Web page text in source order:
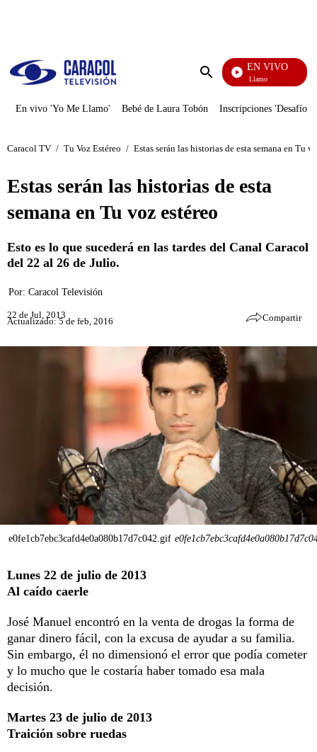
Enviar
EN VIVO
Yo Me Llamo
En vivo 'Yo Me Llamo' Bebé de Laura Tobón Inscripciones 'Desafío'
Caracol TV / Tu Voz Estéreo / Estas serán las historias de esta semana en Tu
Estas serán las historias de esta
semana en Tu voz estéreo
Esto es lo que sucederá en las tardes del Canal Caracol
del 22 al 26 de Julio.
Por: Caracol Televisión
22 de Jul, 2013
Actualizado: 5 de feb, 2016 Compartir
e0fe1cb7ebc3cafd4e0a080b17d7c042.gif
Lunes 22 de julio de 2013
Al caído caerle
José Manuel encontró en la venta de drogas la forma de
ganar dinero fácil, con la excusa de ayudar a su familia.
Sin embargo, él no dimensionó el error que podía cometer
y lo mucho que le costaría haber tomado esa mala
decisión.
Martes 23 de julio de 2013
Traición sobre ruedas